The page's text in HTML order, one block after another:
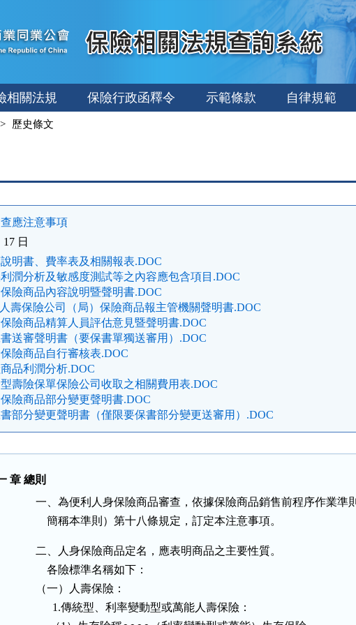
相關法規 保險行政函釋令 示範條款 自律規範
歷史條文
應注意事項
日
明書、費率表及相關報表.DOC
潤分析及敏感度測試等之內容應包含項目.DOC
險商品內容說明暨聲明書.DOC
壽保險公司（局）保險商品報主管機關聲明書.DOC
險商品精算人員評估意見暨聲明書.DOC
送審聲明書（要保書單獨送審用）.DOC
險商品自行審核表.DOC
品利潤分析.DOC
壽險保單保險公司收取之相關費用表.DOC
險商品部分變更聲明書.DOC
部分變更聲明書（僅限要保書部分變更送審用）.DOC
章 總則
一、為便利人身保險商品審查，依據保險商品銷售前程序作業準
    簡稱本準則）第十八條規定，訂定本注意事項。
二、人身保險商品定名，應表明商品之主要性質。
    各險標準名稱如下：
（一）人壽保險：
      1.傳統型、利率變動型或萬能人壽保險：